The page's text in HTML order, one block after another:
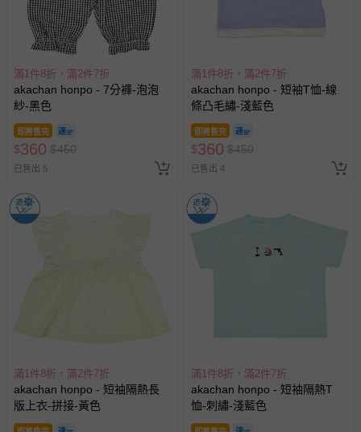
滿1件8折，滿2件7折
akachan honpo - 7分褲-泡泡
紗-黑色
即將售完
$360 $450
已售出 5
滿1件8折，滿2件7折
akachan honpo - 短袖T恤-線
條凸毛繡-淺藍色
即將售完
$360 $450
已售出 4
滿1件8折，滿2件7折
akachan honpo - 短袖隔熱長
版上衣-拼接-黃色
滿1件8折，滿2件7折
akachan honpo - 短袖隔熱T
恤-刺繡-淺藍色